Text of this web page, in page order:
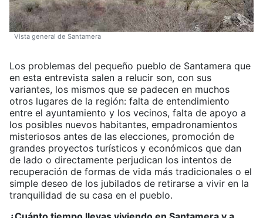
Vista general de Santamera
Los problemas del pequeño pueblo de Santamera que
en esta entrevista salen a relucir son, con sus
variantes, los mismos que se padecen en muchos
otros lugares de la región: falta de entendimiento
entre el ayuntamiento y los vecinos, falta de apoyo a
los posibles nuevos habitantes, empadronamientos
misteriosos antes de las elecciones, promoción de
grandes proyectos turísticos y económicos que dan
de lado o directamente perjudican los intentos de
recuperación de formas de vida más tradicionales o el
simple deseo de los jubilados de retirarse a vivir en la
tranquilidad de su casa en el pueblo.